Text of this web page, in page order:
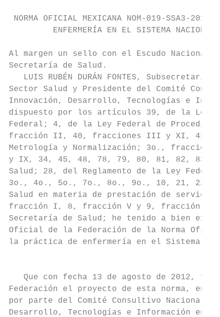
NORMA OFICIAL MEXICANA NOM-019-SSA3-2013,
ENFERMERÍA EN EL SISTEMA NACIONAL
Al margen un sello con el Escudo Nacional,
Secretaría de Salud.
LUIS RUBÉN DURÁN FONTES, Subsecretario
Sector Salud y Presidente del Comité
Innovación, Desarrollo, Tecnologías e
dispuesto por los artículos 39, de la Ley
Federal; 4, de la Ley Federal de
fracción II, 40, fracciones III y XI, 41,
Metrología y Normalización; 3o.,
y IX, 34, 45, 48, 78, 79, 80, 81, 82, 83,
Salud; 28, del Reglamento de la Ley
3o., 4o., 5o., 7o., 8o., 9o., 10, 21, 22 y
Salud en materia de prestación de
fracción I, 8, fracción V y 9, fracción IV
Secretaría de Salud; he tenido a bien
Oficial de la Federación de la Norma Oficial
la práctica de enfermería en el Sistema
Que con fecha 13 de agosto de 2012,
Federación el proyecto de esta norma, en
por parte del Comité Consultivo Nacional
Desarrollo, Tecnologías e Información en